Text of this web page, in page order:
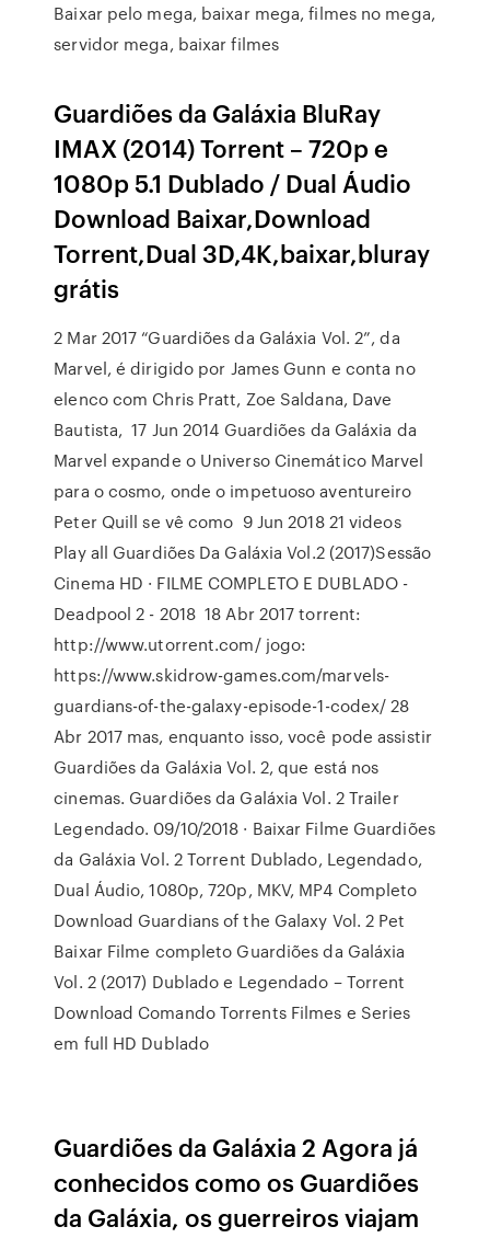
Baixar pelo mega, baixar mega, filmes no mega,
servidor mega, baixar filmes
Guardiões da Galáxia BluRay
IMAX (2014) Torrent – 720p e
1080p 5.1 Dublado / Dual Áudio
Download Baixar,Download
Torrent,Dual 3D,4K,baixar,bluray
grátis
2 Mar 2017 “Guardiões da Galáxia Vol. 2”, da
Marvel, é dirigido por James Gunn e conta no
elenco com Chris Pratt, Zoe Saldana, Dave
Bautista, 17 Jun 2014 Guardiões da Galáxia da
Marvel expande o Universo Cinemático Marvel
para o cosmo, onde o impetuoso aventureiro
Peter Quill se vê como 9 Jun 2018 21 videos
Play all Guardiões Da Galáxia Vol.2 (2017)Sessão
Cinema HD · FILME COMPLETO E DUBLADO -
Deadpool 2 - 2018 18 Abr 2017 torrent:
http://www.utorrent.com/ jogo:
https://www.skidrow-games.com/marvels-
guardians-of-the-galaxy-episode-1-codex/ 28
Abr 2017 mas, enquanto isso, você pode assistir
Guardiões da Galáxia Vol. 2, que está nos
cinemas. Guardiões da Galáxia Vol. 2 Trailer
Legendado. 09/10/2018 · Baixar Filme Guardiões
da Galáxia Vol. 2 Torrent Dublado, Legendado,
Dual Áudio, 1080p, 720p, MKV, MP4 Completo
Download Guardians of the Galaxy Vol. 2 Pet
Baixar Filme completo Guardiões da Galáxia
Vol. 2 (2017) Dublado e Legendado – Torrent
Download Comando Torrents Filmes e Series
em full HD Dublado
Guardiões da Galáxia 2 Agora já
conhecidos como os Guardiões
da Galáxia, os guerreiros viajam